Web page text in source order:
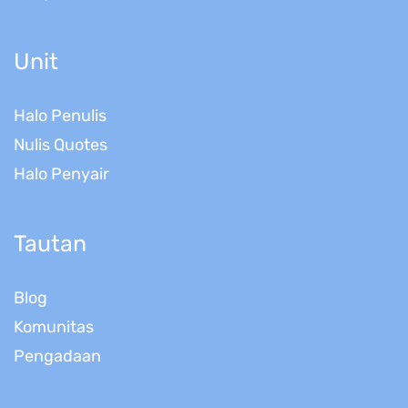
Unit
Halo Penulis
Nulis Quotes
Halo Penyair
Tautan
Blog
Komunitas
Pengadaan